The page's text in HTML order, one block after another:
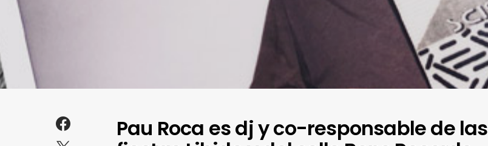
Pau Roca es dj y co-responsable de las